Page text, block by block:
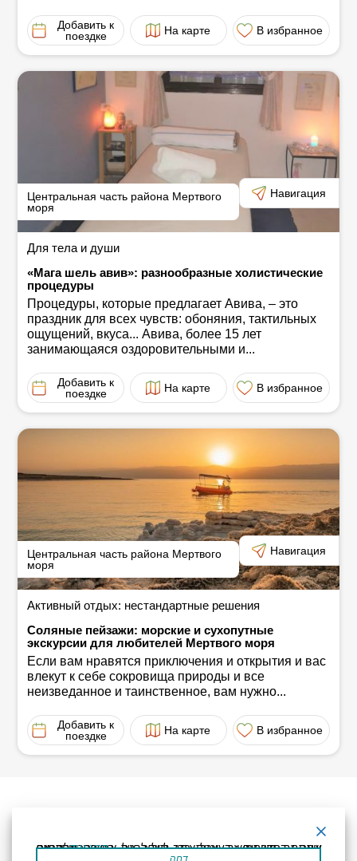
Добавить к
поездке
На карте В избранное
Центральная часть района Мертвого
моря
Навигация
Для тела и души
«Мага шель авив»: разнообразные холистические
процедуры
Процедуры, которые предлагает Авива, ‒ это
праздник для всех чувств: обоняния, тактильных
ощущений, вкуса... Авива, более 15 лет
занимающаяся оздоровительными и...
Добавить к
поездке
На карте В избранное
Центральная часть района Мертвого
моря
Навигация
Активный отдых: нестандартные решения
Соляные пейзажи: морские и сухопутные
экскурсии для любителей Мертвого моря
Если вам нравятся приключения и открытия и вас
влекут к себе сокровища природы и все
неизведанное и таинственное, вам нужно...
Добавить к
поездке
На карте В избранное
אתר זה משתמש בעוגיות כדי לשפר את החוויה שלך.נניח שאתה בסדר עם זה, אבל אתה יכול לבטל את הסכמתך אם תרצה. קרא עוד
דחה